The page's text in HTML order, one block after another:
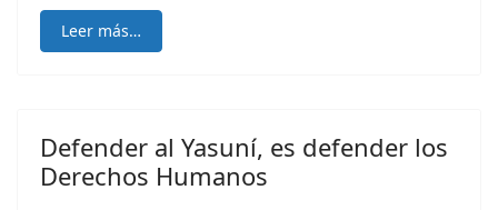
Leer más…
Defender al Yasuní, es defender los
Derechos Humanos